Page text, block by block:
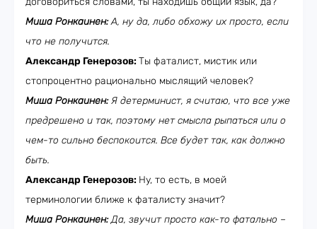
Миша Ронкаинен:А, ну да, либо обхожу их просто, если
что не получится.
Александр Генерозов:Ты фаталист, мистик или
стопроцентно рационально мыслящий человек?
Миша Ронкаинен:Я детерминист, я считаю, что все уже
предрешено и так, поэтому нет смысла рыпаться или о
чем-то сильно беспокоится. Все будет так, как должно
быть.
Александр Генерозов: Ну, то есть, в моей
терминологии ближе к фаталисту значит?
Миша Ронкаинен:Да, звучит просто как-то фатально –